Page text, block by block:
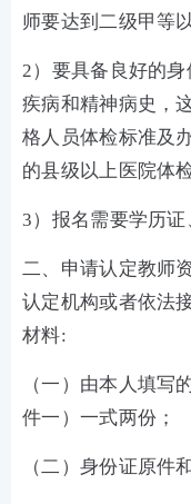
师要达到二级甲等
2）要具备良好的
疾病和精神病史，
格人员体检标准及
的县级以上医院体
3）报名需要学历证
二、申请认定教师
认定机构或者依法
材料:
（一）由本人填写
件一）一式两份；
（二）身份证原件